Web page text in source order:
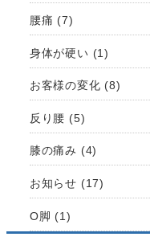
腰痛 (7)
身体が硬い (1)
お客様の変化 (8)
反り腰 (5)
膝の痛み (4)
お知らせ (17)
O脚 (1)